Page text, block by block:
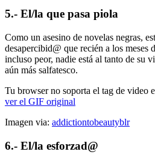
5.- El/la que pasa piola
Como un asesino de novelas negras,
desapercibid@ que recién a los meses
incluso peor, nadie está al tanto de su
aún más salfatesco.
Tu browser no soporta el tag de video
ver el GIF original
Imagen via: addictiontobeautyblr
6.- El/la esforzad@